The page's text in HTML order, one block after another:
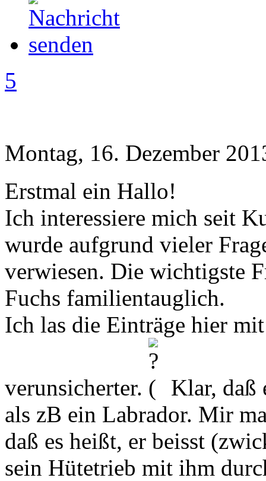
5
Montag, 16. Dezember
Erstmal ein Hallo!
Ich interessiere mich seit
wurde aufgrund vieler
verwiesen. Die wichtigste
Fuchs familientauglich.
Ich las die Einträge hier
verunsicherter.
Klar, daß
als zB ein Labrador. Mir
daß es heißt, er beisst
sein Hütetrieb mit ihm